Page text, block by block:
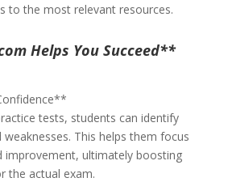
to the most relevant resources.
Helps You Succeed**
tests, students can identify
This helps them focus
improvement, ultimately boosting
the actual exam.